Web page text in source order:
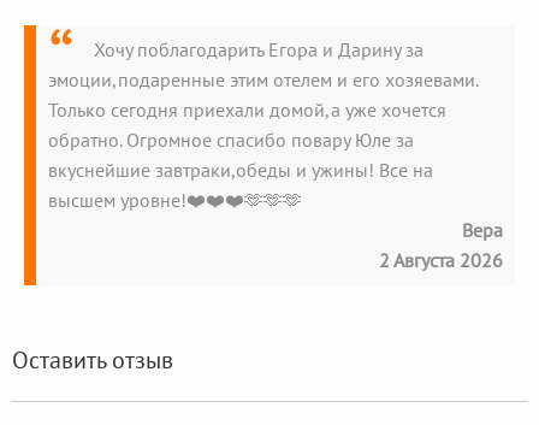
Хочу поблагодарить Егора и Дарину за
эмоции,подаренные этим отелем и его хозяевами.
Только сегодня приехали домой,а уже хочется
обратно. Огромное спасибо повару Юле за
вкуснейшие завтраки,обеды и ужины! Все на
высшем уровне!❤️❤️❤️🫶🫶🫶
Вера
2 Августа 2026
Оставить отзыв